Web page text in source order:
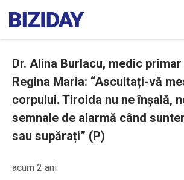
Dr. Alina Burlacu, medic
Regina Maria: “Ascultați-vă
corpului. Tiroida nu ne înșală,
semnale de alarmă când
sau supărați” (P)
acum 2 ani